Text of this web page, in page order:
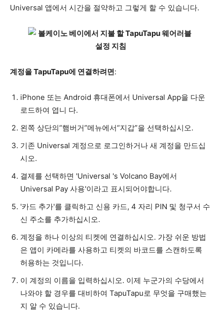
Universal 앱에서 시간을 절약하고 그렇게 할 수 있습니다.
계정을 TapuTapu에 연결하려면:
iPhone 또는 Android 휴대폰에서 Universal App을 다운
로드하여 엽니 다.
왼쪽 상단의“햄버거”메뉴에서“지갑”을 선택하십시오.
기존 Universal 계정으로 로그인하거나 새 계정을 만드십
시오.
결제를 선택하면 'Universal 's Volcano Bay에서
Universal Pay 사용'이라고 표시되어야합니다.
'카드 추가'를 클릭하고 신용 카드, 4 자리 PIN 및 청구서 수
신 주소를 추가하십시오.
계정을 하나 이상의 티켓에 연결하십시오. 가장 쉬운 방법
은 앱이 카메라를 사용하고 티켓의 바코드를 스캔하도록
허용하는 것입니다.
이 계정의 이름을 입력하십시오. 이제 누군가의 수당에서
나와야 할 경우를 대비하여 TapuTapu로 무엇을 구매했는
지 알 수 있습니다.